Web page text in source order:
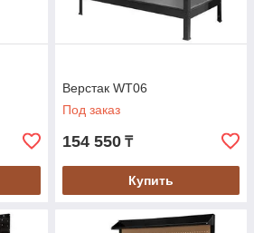
Верстак WT06
Под заказ
154 550 ₸
Купить